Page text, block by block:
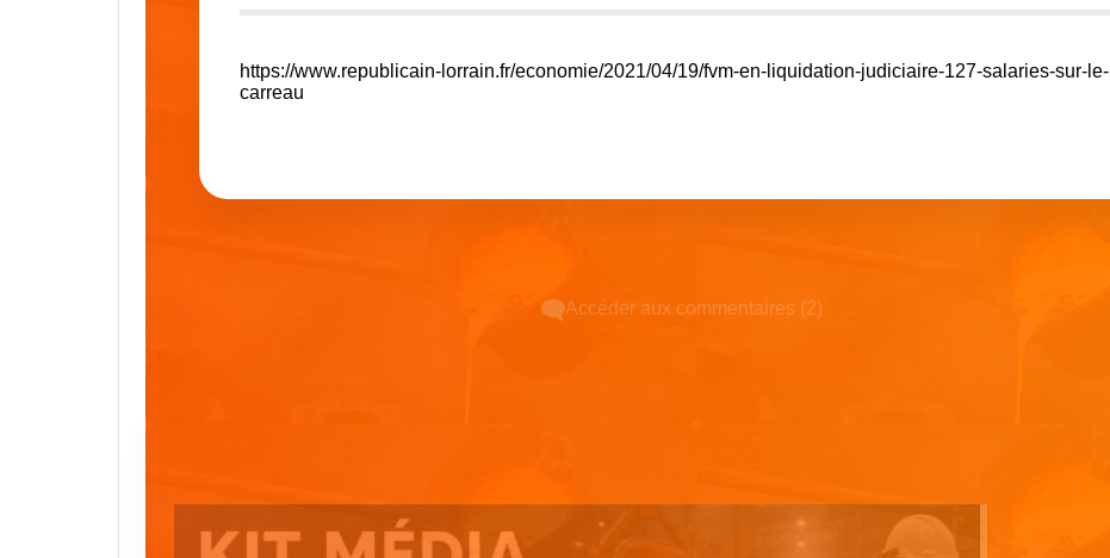
https://www.republicain-lorrain.fr/economie/2021/04/19/fvm-en-liquidation-judiciaire-127-salaries-sur-le-
carreau
Accéder aux commentaires (2)